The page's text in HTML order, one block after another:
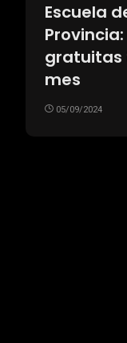
Escuela
gratuitas
mes
05/09/2024